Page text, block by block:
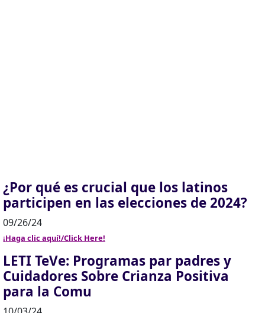
¿Por qué es crucial que los latinos
participen en las elecciones de 2024?
09/26/24
¡Haga clic aquí!/Click Here!
LETI TeVe: Programas par padres y
Cuidadores Sobre Crianza Positiva
para la Comu